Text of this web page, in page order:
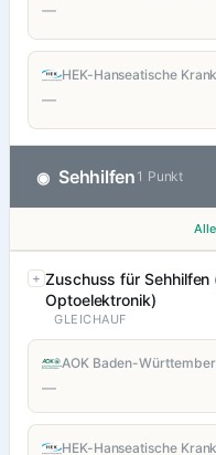
—
HEK-Hanseatische
—
◉ Sehhilfen 1 Punkt
Zuschuss für Sehhilfen
Optoelektronik)
GLEICHAUF
AOK Baden-
—
HEK-Hanseatische